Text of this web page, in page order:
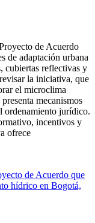
de Acuerdo
de adaptación urbana
cubiertas reflectivas y
la iniciativa, que
el microclima
mecanismos
ordenamiento jurídico.
incentivos y
ofrece